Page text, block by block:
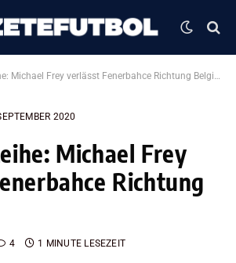
Michael Frey verlässt Fenerbahce Richtung Belgien
2020
Michael Frey
Richtung
4 1 MINUTE LESEZEIT